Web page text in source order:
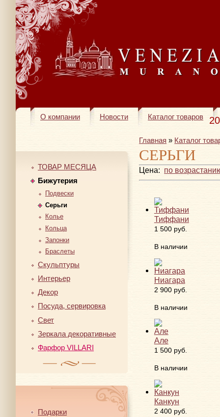
О компании Новости Каталог товаров
ТОВАР МЕСЯЦА
Бижутерия
Подвески
Серьги
Колье
Кольца
Запонки
Браслеты
Скульптуры
Интерьер
Декор
Посуда, сервировка
Свет
Зеркала декоративные
Фарфор VILLARI
Подарки
Главная » Каталог
СЕРЬГИ
Цена: по
Тиффани
1 500 руб.
В наличии
Ниагара
2 900 руб.
В наличии
Але
1 500 руб.
В наличии
Канкун
2 400 руб.